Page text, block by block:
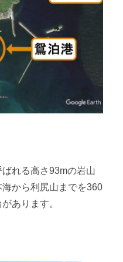
ばれる高さ93mの岩山
から利尻山までを360
あります。